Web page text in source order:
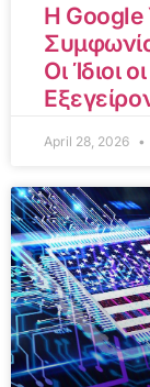
Η
Οι Ίδιοι
April 28, 2026